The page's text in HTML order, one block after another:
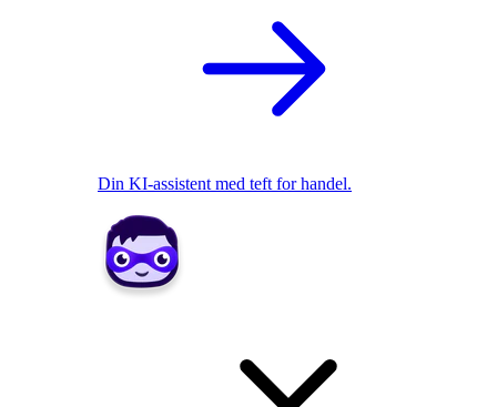
Din KI-assistent med teft for handel.